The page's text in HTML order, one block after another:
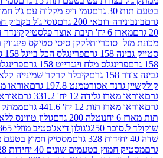
200 גרם
גוסי ג'ל בקבוק חמוץ 20 גרם
פלסטיק
קינדר דגנים רביעייה 94
לקקן סיסי סטיקס פינגווין תות 9 גרם
פרינגלס הכל בייגל 158 גרם
מלח וינגרייט 158 גרם
פרינגלס ראנץ' 158 גרם
קיבלר קרקר שמינייה קלאב צ'דר 311 גרם
197.8 גרם
12 יח' 331.2 גרם
12 יח' 441.6 גרם
ממתק אבקה
נוטלה 200 גרם
גולון טווינס ללא ת.סוכר 147ג'
250ג'
גולון דיאג'סטיב מוזלי 365ג'
מסטיק
בטעמים שונים 40 יחידות 328 גרם